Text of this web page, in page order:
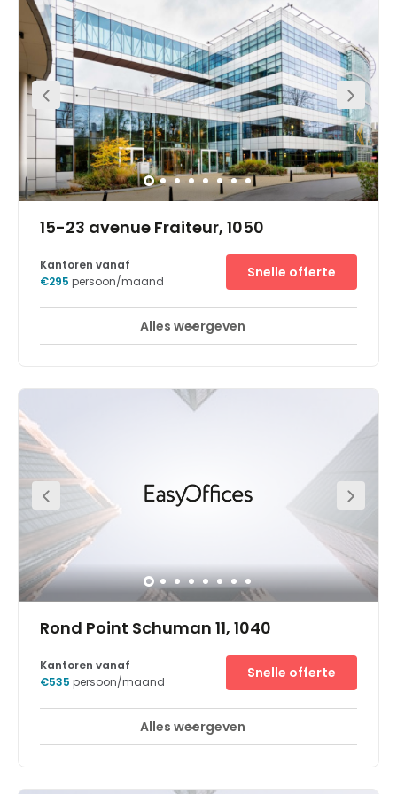
example, within walking distance, members can find
many restaurants, cafes, shops and public interest spots
to explore, such as the incredible Parc du Cinquantenaire.
Just 5 minutes from the space, there are several theatres
at which members can keep their clients entertained.
15-23 avenue Fraiteur, 1050
Break-Out Ruimtes
so commutes are as simple as possible. There is also an
on-site car park for you to park your car during working
nearest train station is a short 10-minute walk away.
There is an on-site cafe in the building but you can also
grab a bite to eat from one of the food outlets that can be
found within walking distance of the business centre.
Kantoren vanaf
€295 persoon/maand
Snelle offerte
Alles weergeven
Rond Point Schuman 11, 1040
24-uurs bewaking met CCTV Lift
Het Business Centre ligt vlakbij verschillende
Kantoren vanaf
€535 persoon/maand
Snelle offerte
Alles weergeven